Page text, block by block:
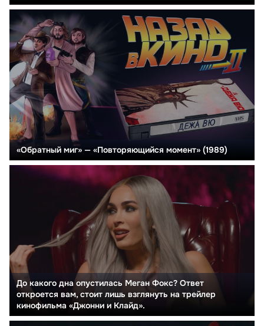
«Обратный миг» — «Повторяющийся момент» (1989)
До какого дна опустилась Меган Фокс? Ответ
откроется вам, стоит лишь взглянуть на трейлер
кинофильма «Джонни и Клайд».